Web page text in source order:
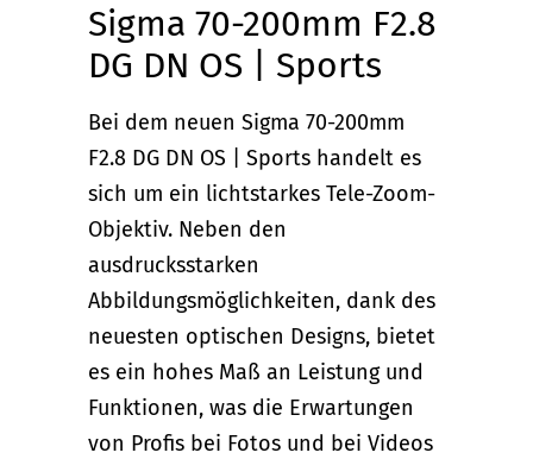
Sigma 70-200mm F2.8
DG DN OS | Sports
Bei dem neuen Sigma 70-200mm
F2.8 DG DN OS | Sports handelt es
sich um ein lichtstarkes Tele-Zoom-
Objektiv. Neben den
ausdrucksstarken
Abbildungsmöglichkeiten, dank des
neuesten optischen Designs, bietet
es ein hohes Maß an Leistung und
Funktionen, was die Erwartungen
von Profis bei Fotos und bei Videos